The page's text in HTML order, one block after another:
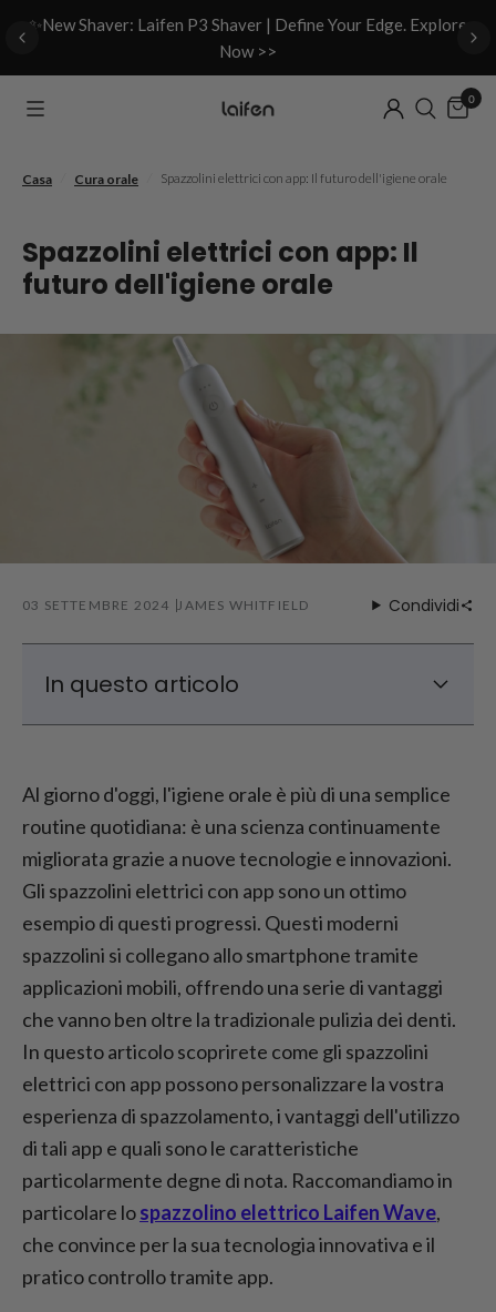
✨New Shaver: Laifen P3 Shaver | Define Your Edge. Explore
Now >>
0
Casa Cura orale Spazzolini elettrici con app: Il futuro dell'igiene orale
Spazzolini elettrici con app: Il
futuro dell'igiene orale
03 SETTEMBRE 2024 JAMES WHITFIELD Condividi
In questo articolo
Programmi di pulizia personalizzati
Raccomandazione: Spazzolino elettrico
Laifen Wave
In che modo gli spazzolini elettrici
controllati da app offrono un'esperienza di
spazzolamento personalizzata?
Conclusione
Al giorno d'oggi, l'igiene orale è più di una semplice
routine quotidiana: è una scienza continuamente
migliorata grazie a nuove tecnologie e innovazioni.
Gli spazzolini elettrici con app sono un ottimo
esempio di questi progressi. Questi moderni
spazzolini si collegano allo smartphone tramite
applicazioni mobili, offrendo una serie di vantaggi
che vanno ben oltre la tradizionale pulizia dei denti.
In questo articolo scoprirete come gli spazzolini
elettrici con app possono personalizzare la vostra
esperienza di spazzolamento, i vantaggi dell'utilizzo
di tali app e quali sono le caratteristiche
particolarmente degne di nota. Raccomandiamo in
particolare lospazzolino elettrico Laifen Wave,
che convince per la sua tecnologia innovativa e il
pratico controllo tramite app.